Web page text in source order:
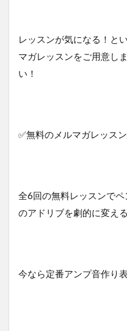
レッスンが気になる！と
マガレッスンをご用意し
い！
✅無料のメルマガレッスン
全6回の無料レッスンで
のアドリブを劇的に変え
今なら定番アンプ音作り